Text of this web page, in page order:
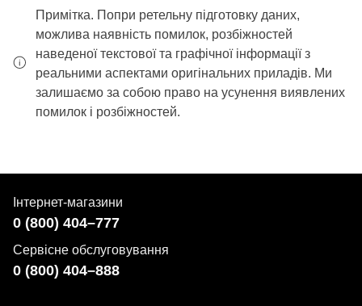
Примітка. Попри ретельну підготовку даних,
можлива наявність помилок, розбіжностей
наведеної текстової та графічної інформації з
реальними аспектами оригінальних приладів. Ми
залишаємо за собою право на усунення виявлених
помилок і розбіжностей.
Інтернет-магазини
0 (800) 404–777
Сервісне обслуговування
0 (800) 404–888